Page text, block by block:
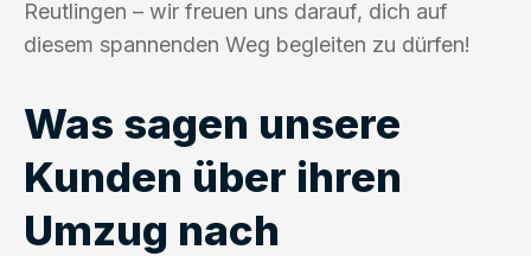
Reutlingen – wir freuen uns darauf, dich auf
diesem spannenden Weg begleiten zu dürfen!
Was sagen unsere
Kunden über ihren
Umzug nach